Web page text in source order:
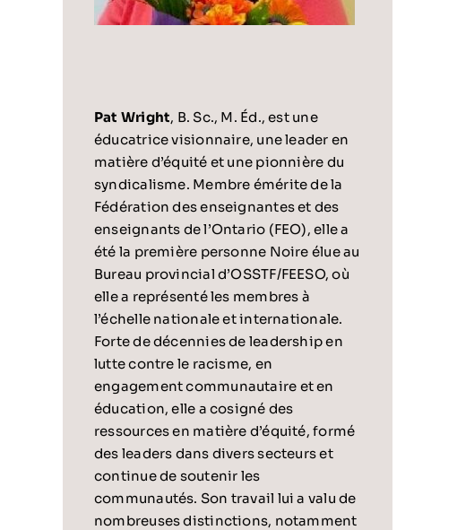
Pat Wright, B. Sc., M. Éd., est une
éducatrice visionnaire, une leader en
matière d’équité et une pionnière du
syndicalisme. Membre émérite de la
Fédération des enseignantes et des
enseignants de l’Ontario (FEO), elle a
été la première personne Noire élue au
Bureau provincial d’OSSTF/FEESO, où
elle a représenté les membres à
l’échelle nationale et internationale.
Forte de décennies de leadership en
lutte contre le racisme, en
engagement communautaire et en
éducation, elle a cosigné des
ressources en matière d’équité, formé
des leaders dans divers secteurs et
continue de soutenir les
communautés. Son travail lui a valu de
nombreuses distinctions, notamment